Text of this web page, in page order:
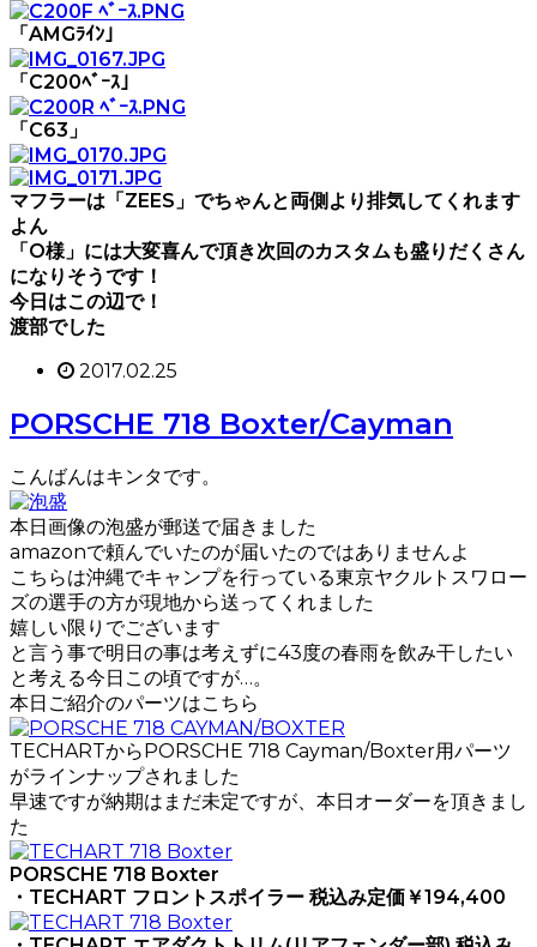
「AMGﾗｲﾝ」
「C200ﾍﾞｰｽ」
「C63」
マフラーは「ZEES」でちゃんと両側より排気してくれます
よん
「O様」には大変喜んで頂き次回のカスタムも盛りだくさん
になりそうです！
今日はこの辺で！
渡部でした
2017.02.25
PORSCHE 718 Boxter/Cayman
こんばんはキンタです。
本日画像の泡盛が郵送で届きました
amazonで頼んでいたのが届いたのではありませんよ
こちらは沖縄でキャンプを行っている東京ヤクルトスワロー
ズの選手の方が現地から送ってくれました
嬉しい限りでございます
と言う事で明日の事は考えずに43度の春雨を飲み干したい
と考える今日この頃ですが…。
本日ご紹介のパーツはこちら
TECHARTからPORSCHE 718 Cayman/Boxter用パーツ
がラインナップされました
早速ですが納期はまだ未定ですが、本日オーダーを頂きまし
た
PORSCHE 718 Boxter
・TECHART フロントスポイラー 税込み定価￥194,400